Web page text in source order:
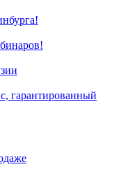
гарантированный